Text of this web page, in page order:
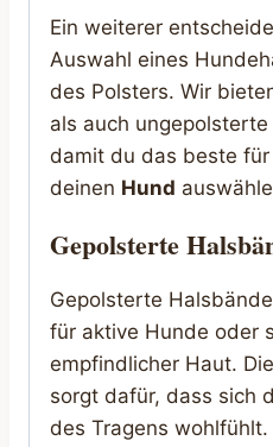
Ein weiterer
Auswahl eines
des Polsters. Wir
als auch ungepolsterte
damit du das beste für
deinen Hund
Gepolsterte
Gepolsterte
für aktive Hunde oder
empfindlicher Haut.
sorgt dafür, dass sich
des Tragens wohlfühlt.